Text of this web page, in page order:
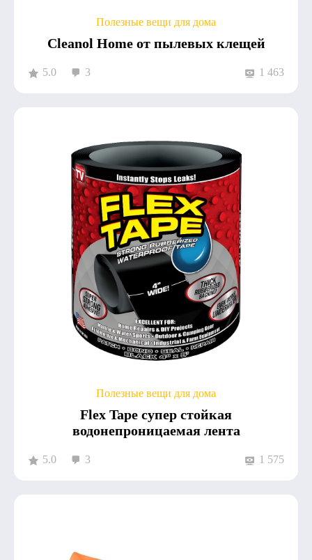
Полезные вещи для дома
Cleanol Home от пылевых клещей
5.0 3 1 463
Полезные вещи для дома
Flex Tape супер стойкая
водонепроницаемая лента
5.0 3 1 575